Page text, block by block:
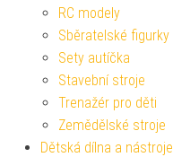
RC modely
Sběratelské figurky
Sety autíčka
Stavební stroje
Trenažér pro děti
Zemědělské stroje
Dětská dílna a nástroje